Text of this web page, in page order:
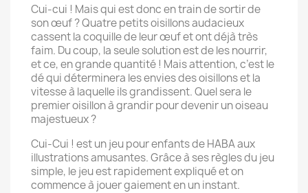
Cui-cui ! Mais qui est donc en train de sortir de
son œuf ? Quatre petits oisillons audacieux
cassent la coquille de leur œuf et ont déjà très
faim. Du coup, la seule solution est de les nourrir,
et ce, en grande quantité ! Mais attention, c’est le
dé qui déterminera les envies des oisillons et la
vitesse à laquelle ils grandissent. Quel sera le
premier oisillon à grandir pour devenir un oiseau
majestueux ?
Cui-Cui ! est un jeu pour enfants de HABA aux
illustrations amusantes. Grâce à ses règles du jeu
simple, le jeu est rapidement expliqué et on
commence à jouer gaiement en un instant.